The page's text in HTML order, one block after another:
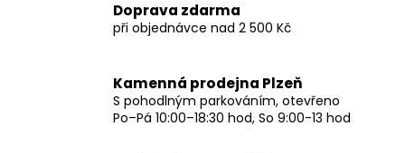
Doprava zdarma
při objednávce nad 2 500 Kč
Kamenná prodejna Plzeň
S pohodlným parkováním, otevřeno
Po–Pá 10:00–18:30 hod, So 9:00-13 hod